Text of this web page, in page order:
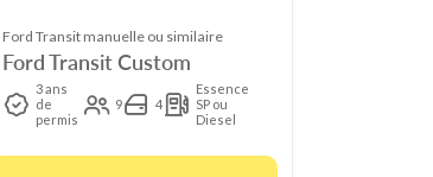
Ford Transit manuelle ou similaire
Ford Transit Custom
3 ans
de
permis
9 4
Essence
SP ou
Diesel